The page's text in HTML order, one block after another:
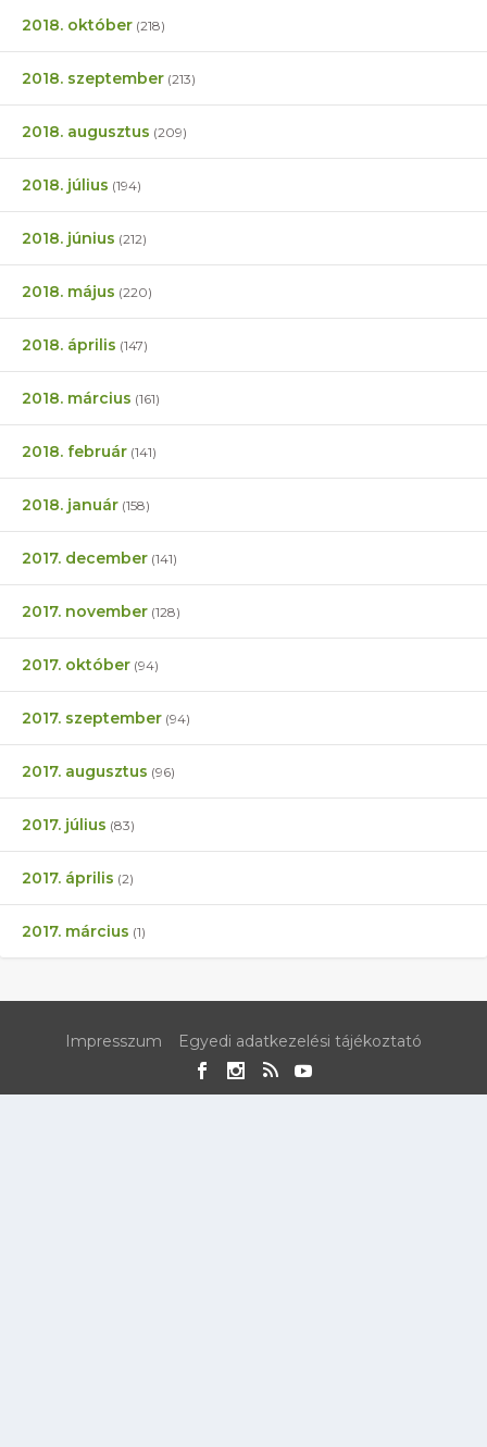
2018. október (218)
2018. szeptember (213)
2018. augusztus (209)
2018. július (194)
2018. június (212)
2018. május (220)
2018. április (147)
2018. március (161)
2018. február (141)
2018. január (158)
2017. december (141)
2017. november (128)
2017. október (94)
2017. szeptember (94)
2017. augusztus (96)
2017. július (83)
2017. április (2)
2017. március (1)
Impresszum Egyedi adatkezelési tájékoztató